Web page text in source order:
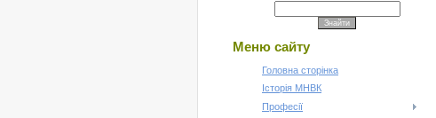
Меню сайту
Головна сторінка
Історія МНВК
Професії